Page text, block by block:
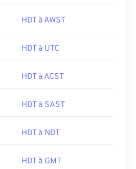
HDT à AWST
HDT à UTC
HDT à ACST
HDT à SAST
HDT à NDT
HDT à GMT